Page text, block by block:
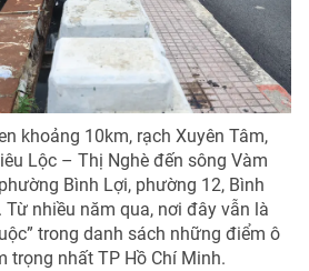
hình thức nếu không có sự chấp
rõ nguồn VTV.vn khi phát hành lại
khoảng 10km, rạch Xuyên Tâm,
Lộc – Thị Nghè đến sông Vàm
Bình Lợi, phường 12, Bình
Từ nhiều năm qua, nơi đây vẫn là
trong danh sách những điểm ô
trọng nhất TP Hồ Chí Minh.